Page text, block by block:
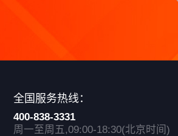
全国服务热线：
400-838-3331
周一至周五,09:00-18:30(北京时间)